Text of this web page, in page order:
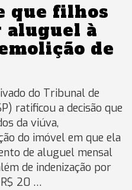
que filhos
aluguel à
de
do Tribunal de
ratificou a decisão que
da viúva,
do imóvel em que ela
de aluguel mensal
de indenização por
20 …